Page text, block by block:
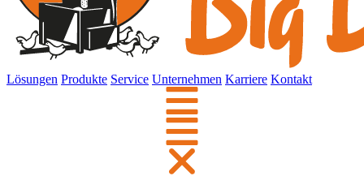
Lösungen Produkte Service Unternehmen Karriere Kontakt